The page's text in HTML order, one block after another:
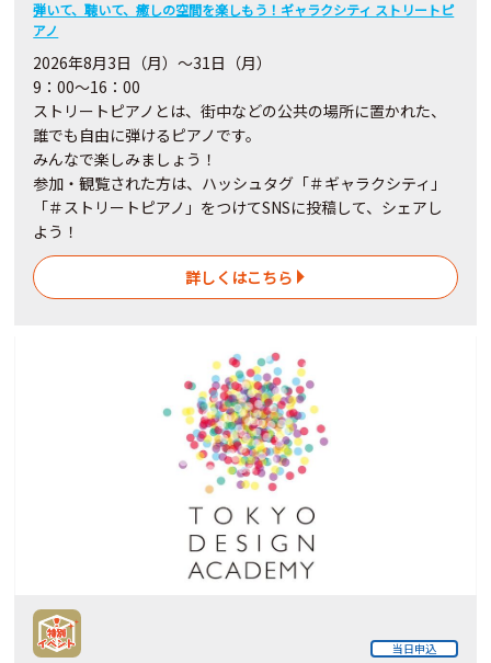
弾いて、聴いて、癒しの空間を楽しもう！ギャラクシティ ストリートピ
アノ
2026年8月3日（月）～31日（月）
9：00～16：00
ストリートピアノとは、街中などの公共の場所に置かれた、
誰でも自由に弾けるピアノです。
みんなで楽しみましょう！
参加・観覧された方は、ハッシュタグ「＃ギャラクシティ」
「＃ストリートピアノ」をつけてSNSに投稿して、シェアし
よう！
詳しくはこちら
当日申込